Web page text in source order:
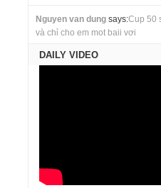
Nguyen van dungsays:Cup 50
và chỉ cho em mot baii vơi
DAILY VIDEO